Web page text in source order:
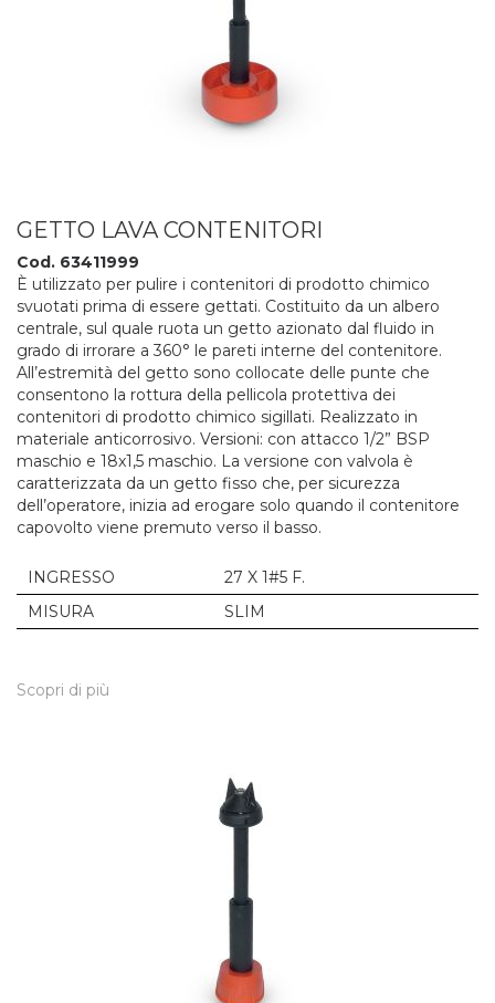
GETTO LAVA CONTENITORI
Cod. 63411999
È utilizzato per pulire i contenitori di prodotto chimico
svuotati prima di essere gettati. Costituito da un albero
centrale, sul quale ruota un getto azionato dal fluido in
grado di irrorare a 360° le pareti interne del contenitore.
All’estremità del getto sono collocate delle punte che
consentono la rottura della pellicola protettiva dei
contenitori di prodotto chimico sigillati. Realizzato in
materiale anticorrosivo. Versioni: con attacco 1/2” BSP
maschio e 18x1,5 maschio. La versione con valvola è
caratterizzata da un getto fisso che, per sicurezza
dell’operatore, inizia ad erogare solo quando il contenitore
capovolto viene premuto verso il basso.
INGRESSO
27 X 1#5 F.
MISURA
SLIM
Scopri di più